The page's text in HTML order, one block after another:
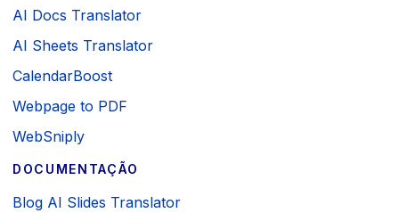
AI Docs Translator
AI Sheets Translator
CalendarBoost
Webpage to PDF
WebSniply
DOCUMENTAÇÃO
Blog AI Slides Translator